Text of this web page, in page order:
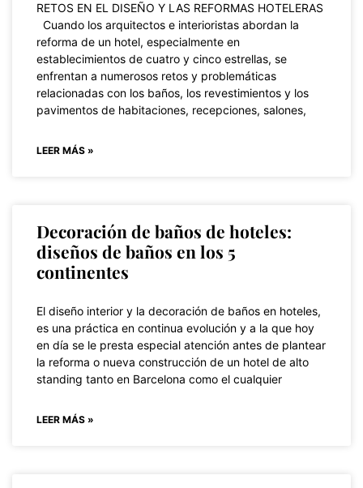
RETOS EN EL DISEÑO Y LAS REFORMAS HOTELERAS
Cuando los arquitectos e interioristas abordan la
reforma de un hotel, especialmente en
establecimientos de cuatro y cinco estrellas, se
enfrentan a numerosos retos y problemáticas
relacionadas con los baños, los revestimientos y los
pavimentos de habitaciones, recepciones, salones,
LEER MÁS »
Decoración de baños de hoteles:
diseños de baños en los 5
continentes
El diseño interior y la decoración de baños en hoteles,
es una práctica en continua evolución y a la que hoy
en día se le presta especial atención antes de plantear
la reforma o nueva construcción de un hotel de alto
standing tanto en Barcelona como el cualquier
LEER MÁS »